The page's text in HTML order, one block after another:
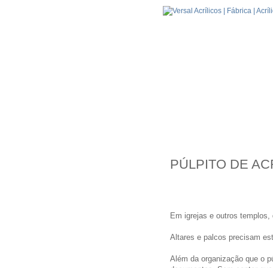
PÚLPITO DE
Em igrejas e outros templos,
Altares e palcos precisam
Além da organização que o